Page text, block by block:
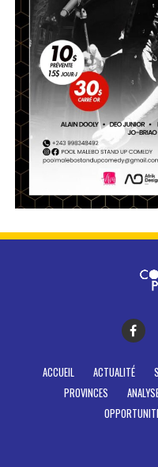
ACCUEIL ACTUALITÉ
PROVINCES